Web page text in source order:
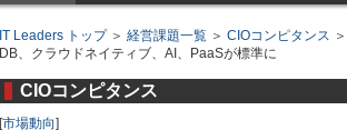
IT Leaders トップ＞ 経営課題一覧 ＞ CIOコンピタンス ＞
DB、クラウドネイティブ、AI、PaaSが標準に
CIOコンピタンス
[市場動向]